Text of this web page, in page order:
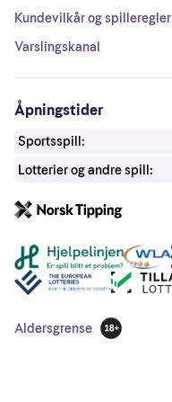
Kundevilkår og spilleregler
Varslingskanal
Åpningstider
Sportsspill:
Lotterier og andre spill:
Andre lenker
Aldersgrense
18 år